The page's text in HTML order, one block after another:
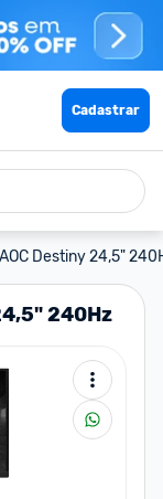
Cadastrar
Destiny 24,5"
240Hz